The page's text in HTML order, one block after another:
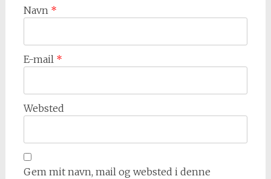
Navn *
E-mail *
Websted
Gem mit navn, mail og websted i denne